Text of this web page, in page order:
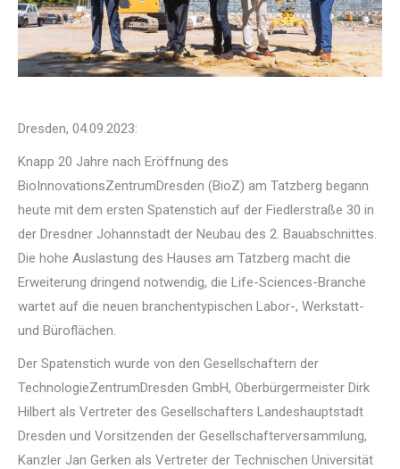
Dresden, 04.09.2023:
Knapp 20 Jahre nach Eröffnung des
BioInnovationsZentrumDresden (BioZ) am Tatzberg begann
heute mit dem ersten Spatenstich auf der Fiedlerstraße 30 in
der Dresdner Johannstadt der Neubau des 2. Bauabschnittes.
Die hohe Auslastung des Hauses am Tatzberg macht die
Erweiterung dringend notwendig, die Life-Sciences-Branche
wartet auf die neuen branchentypischen Labor-, Werkstatt-
und Büroflächen.
Der Spatenstich wurde von den Gesellschaftern der
TechnologieZentrumDresden GmbH, Oberbürgermeister Dirk
Hilbert als Vertreter des Gesellschafters Landeshauptstadt
Dresden und Vorsitzenden der Gesellschafterversammlung,
Kanzler Jan Gerken als Vertreter der Technischen Universität